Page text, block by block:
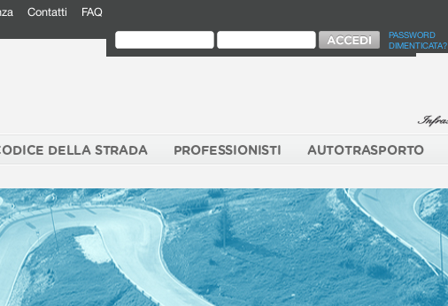
Contatti FAQ
PASSWORD
DIMENTICATA?
DELLA STRADA PROFESSIONISTI AUTOTRASPORTO